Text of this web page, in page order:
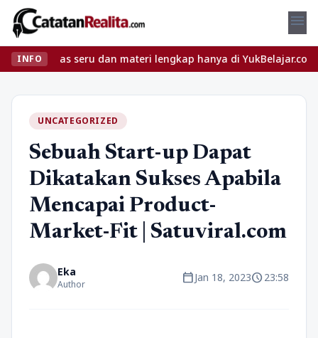
menu
INFO
kelas seru dan materi lengkap hanya di YukBelajar.com.
UNCATEGORIZED
Sebuah Start-up Dapat
Dikatakan Sukses Apabila
Mencapai Product-
Market-Fit | Satuviral.com
Eka
Author calendar_todayJan 18, 2023schedule23:58